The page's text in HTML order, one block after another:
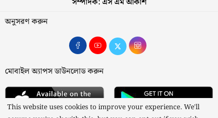
অনুসরণ করুন
মোবাইল অ্যাপস ডাউনলোড করুন
This website uses cookies to improve your experience. We'll